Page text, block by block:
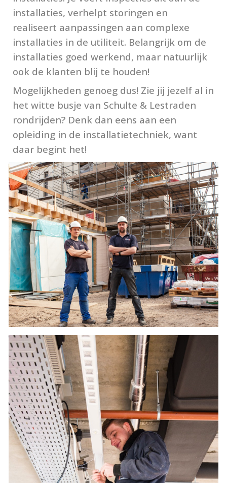
installaties, verhelpt storingen en
realiseert aanpassingen aan complexe
installaties in de utiliteit. Belangrijk om de
installaties goed werkend, maar natuurlijk
ook de klanten blij te houden!
Mogelijkheden genoeg dus! Zie jij jezelf al in
het witte busje van Schulte & Lestraden
rondrijden? Denk dan eens aan een
opleiding in de installatietechniek, want
daar begint het!